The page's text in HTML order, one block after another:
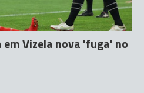
Vizela nova 'fuga' no